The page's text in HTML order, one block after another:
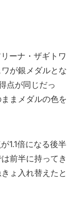
ーナ・ザギトワ
が銀メダルとな
点が同じだっ
まメダルの色を
1.1倍になる後半
前半に持ってき
ょ入れ替えたと